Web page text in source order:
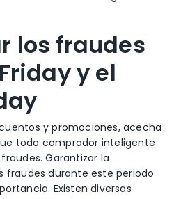
los fraudes
y el
y promociones, acecha
todo comprador inteligente
Garantizar la
fraudes durante este periodo
Existen diversas